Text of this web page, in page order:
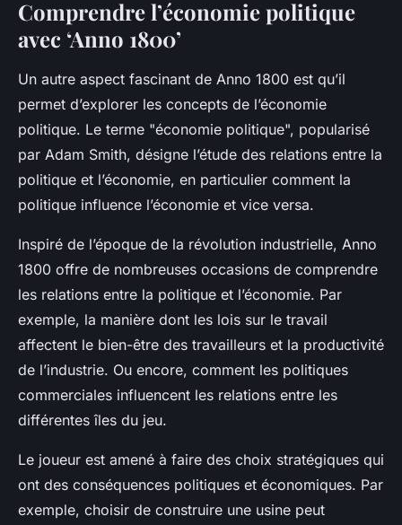
Comprendre l’économie politique
avec ‘Anno 1800’
Un autre aspect fascinant de Anno 1800 est qu’il
permet d’explorer les concepts de l’économie
politique. Le terme "économie politique", popularisé
par Adam Smith, désigne l’étude des relations entre la
politique et l’économie, en particulier comment la
politique influence l’économie et vice versa.
Inspiré de l’époque de la révolution industrielle, Anno
1800 offre de nombreuses occasions de comprendre
les relations entre la politique et l’économie. Par
exemple, la manière dont les lois sur le travail
affectent le bien-être des travailleurs et la productivité
de l’industrie. Ou encore, comment les politiques
commerciales influencent les relations entre les
différentes îles du jeu.
Le joueur est amené à faire des choix stratégiques qui
ont des conséquences politiques et économiques. Par
exemple, choisir de construire une usine peut